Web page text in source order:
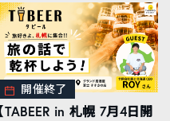
開催終了
【TABEER in 札幌 7月4日開